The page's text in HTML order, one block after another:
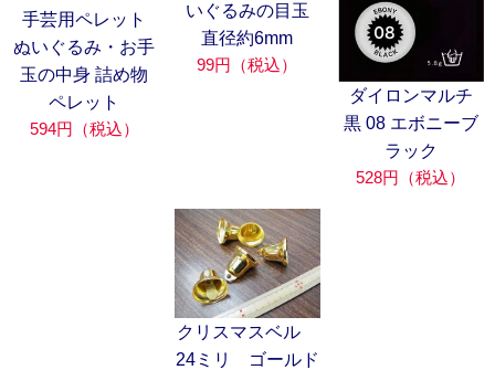
手芸用ペレット
ぬいぐるみ・お手
玉の中身 詰め物
ペレット
594円（税込）
いぐるみの目玉
直径約6mm
99円（税込）
ダイロンマルチ
黒 08 エボニーブ
ラック
528円（税込）
クリスマスベル
24ミリ ゴールド